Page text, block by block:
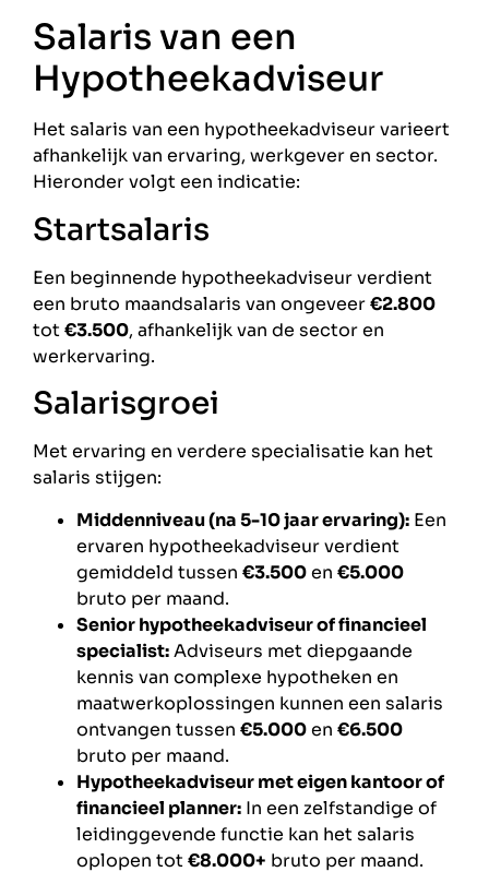
Salaris van een
Hypotheekadviseur
Het salaris van een hypotheekadviseur varieert
afhankelijk van ervaring, werkgever en sector.
Hieronder volgt een indicatie:
Startsalaris
Een beginnende hypotheekadviseur verdient
een bruto maandsalaris van ongeveer€2.800
tot€3.500, afhankelijk van de sector en
werkervaring.
Salarisgroei
Met ervaring en verdere specialisatie kan het
salaris stijgen:
Middenniveau (na 5-10 jaar ervaring): Een
ervaren hypotheekadviseur verdient
gemiddeld tussen €3.500en €5.000
bruto per maand.
Senior hypotheekadviseur of financieel
specialist:Adviseurs met diepgaande
kennis van complexe hypotheken en
maatwerkoplossingen kunnen een salaris
ontvangen tussen €5.000en €6.500
bruto per maand.
Hypotheekadviseur met eigen kantoor of
financieel planner: In een zelfstandige of
leidinggevende functie kan het salaris
oplopen tot€8.000+ bruto per maand.